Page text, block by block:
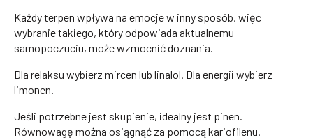
Każdy terpen wpływa na emocje w inny sposób, więc
wybranie takiego, który odpowiada aktualnemu
samopoczuciu, może wzmocnić doznania.
Dla relaksu wybierz mircen lub linalol. Dla energii wybierz
limonen.
Jeśli potrzebne jest skupienie, idealny jest pinen.
Równowagę można osiągnąć za pomocą kariofilenu.